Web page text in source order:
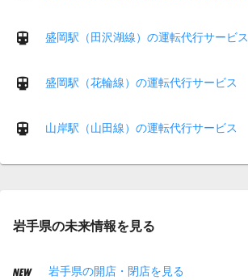
盛岡駅（田沢湖線）の運転代行サービス
盛岡駅（花輪線）の運転代行サービス
山岸駅（山田線）の運転代行サービス
岩手県の未来情報を見る
岩手県の開店・閉店を見る